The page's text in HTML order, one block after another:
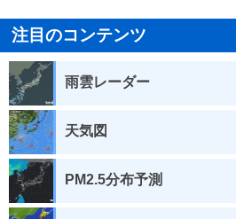
注目のコンテンツ
雨雲レーダー
天気図
PM2.5分布予測